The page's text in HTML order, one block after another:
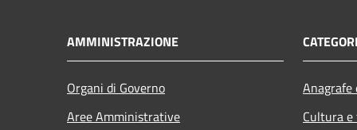
AMMINISTRAZIONE
Organi di Governo
Aree Amministrative
Cultura